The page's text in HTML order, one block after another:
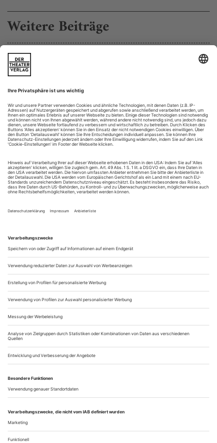
Weitere Beiträge
Die vierte Form des Wahnsinns
Zum Tod des Schauspielers und lebenslangen
Bücherhändlers Ignaz Kirchner
Postkarten, die er ohne konkreten Anlass oft an mich sandte.
Es waren poetische Zurufe mit dem Bild eines Dichters meist
und mit einer pointierten Weisheit, die Ignaz verkündet
wissen wollte. Immer wieder mit Sätzen von Dichtern, die er
gerade für sich entdeckt und ergründet hatte, für die er mit
seinen...
Saarbrücken: Nah bei K.
Frau, allesamt stummfilmhaft geschminkt und in weißer
Feinripp-Unterwäsche, zupfen an ihm herum, bringen ihn
allmählich zum Tanzen. Dann stülpen sie den Anzug einem
von sich über, dem staunenden jungen Mann mit der
Stirnlocke. Und im Handumdrehen ist er zum Protagonisten
in Kafkas Erzählung «Das Urteil»...
Disziplin oder Konsequenz?
Klaus Pohl erinnert an seinen Freund und Kollegen Ignaz Kirchner
Mit Ignaz Kirchner stand ich in einer Gosch-Inszenierung
von «Warten auf Godot» in Köln auf der Bühne, als Godot
Godot – naturgemäß! – als Studenten-Ulk entpuppte.
Erst einmal stürmte ich hinter den Schmuckvorhang zum
wartenden Ignaz. «Ignaz! Wir können in die ‹Glocke›, Milch
trinken, Godot ist gekommen....